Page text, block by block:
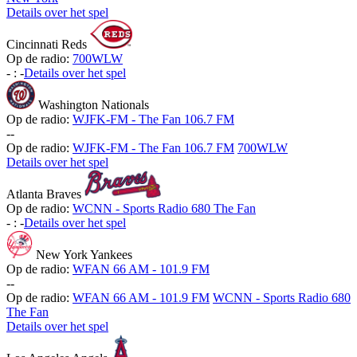
Details over het spel
Cincinnati Reds
Op de radio: 700WLW
- : -Details over het spel
Washington Nationals
Op de radio: WJFK-FM - The Fan 106.7 FM
--
Op de radio: WJFK-FM - The Fan 106.7 FM 700WLW
Details over het spel
Atlanta Braves
Op de radio: WCNN - Sports Radio 680 The Fan
- : -Details over het spel
New York Yankees
Op de radio: WFAN 66 AM - 101.9 FM
--
Op de radio: WFAN 66 AM - 101.9 FM WCNN - Sports Radio 680
The Fan
Details over het spel